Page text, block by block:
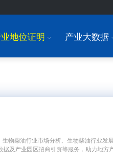
地位证明 I 产业大数据
物柴油行业市场分析、生物柴油行业
及产业园区招商引资等服务，助力地方